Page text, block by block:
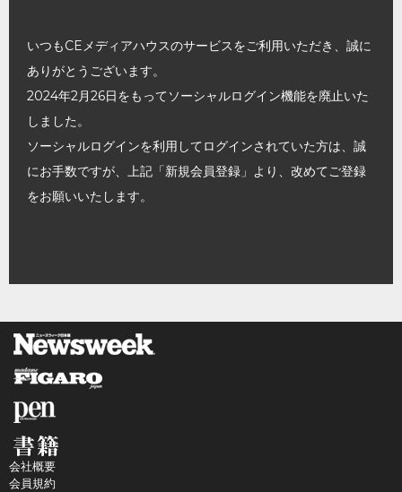
いつもCEメディアハウスのサービスをご利用いただき、誠に
ありがとうございます。
2024年2月26日をもってソーシャルログイン機能を廃止いた
しました。
ソーシャルログインを利用してログインされていた方は、誠
にお手数ですが、上記「新規会員登録」より、改めてご登録
をお願いいたします。
会社概要
会員規約